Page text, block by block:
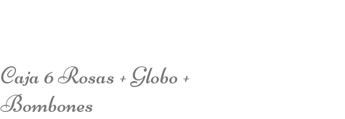
Caja 6 Rosas + Globo +
Bombones